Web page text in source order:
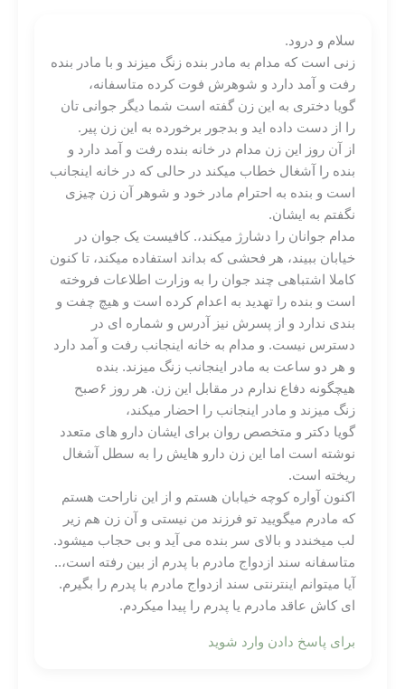
سلام و درود.
زنی است که مدام به مادر بنده زنگ میزند و با مادر بنده
رفت و آمد دارد و شوهرش فوت کرده متاسفانه،
گویا دختری به این زن گفته است شما دیگر جوانی تان
را از دست داده اید و بدجور برخورده به این زن پیر.
از آن روز این زن مدام در خانه بنده رفت و آمد دارد و
بنده را آشغال خطاب میکند در حالی که در خانه اینجانب
است و بنده به احترام مادر خود و شوهر آن زن چیزی
نگفتم به ایشان.
مدام جوانان را دشارژ میکند،. کافیست یک جوان در
خیابان ببیند، هر فحشی که بداند استفاده میکند، تا کنون
کاملا اشتباهی چند جوان را به وزارت اطلاعات فروخته
است و بنده را تهدید به اعدام کرده است و هیچ چفت و
بندی ندارد و از پسرش نیز آدرس و شماره ای در
دسترس نیست. و مدام به خانه اینجانب رفت و آمد دارد
و هر دو ساعت به مادر اینجانب زنگ میزند. بنده
هیچگونه دفاع ندارم در مقابل این زن. هر روز ۶صبح
زنگ میزند و مادر اینجانب را احضار میکند،
گویا دکتر و متخصص روان برای ایشان دارو های متعدد
نوشته است اما این زن دارو هایش را به سطل آشغال
ریخته است.
اکنون آواره کوچه خیابان هستم و از این ناراحت هستم
که مادرم میگویید تو فرزند من نیستی و آن زن هم زیر
لب میخندد و بالای سر بنده می آید و بی حجاب میشود.
متاسفانه سند ازدواج مادرم با پدرم از بین رفته است،..
آیا میتوانم اینترنتی سند ازدواج مادرم با پدرم را بگیرم.
ای کاش عاقد مادرم یا پدرم را پیدا میکردم.
برای پاسخ دادن وارد شوید